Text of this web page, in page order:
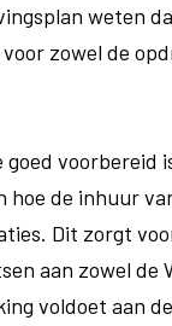
weten
zowel de
de inhuur
Dit zorgt
aan zowel
voldoet aan